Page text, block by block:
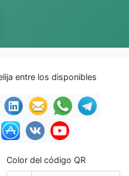
entre los disponibles
Color del código QR